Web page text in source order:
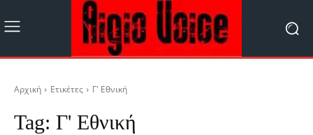
Αρχική Ετικέτες Γ' Εθνική
Tag: Γ' Εθνική